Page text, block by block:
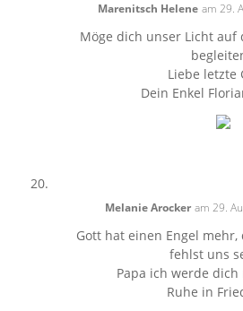
Marenitsch Helene am 29.
Möge dich unser Licht auf
Liebe letzte
Dein Enkel
Melanie Arocker am 29.
Gott hat einen Engel
fehlst uns
Papa ich werde dich
Ruhe in